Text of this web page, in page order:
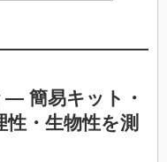
— 簡易キット・
・生物性を測